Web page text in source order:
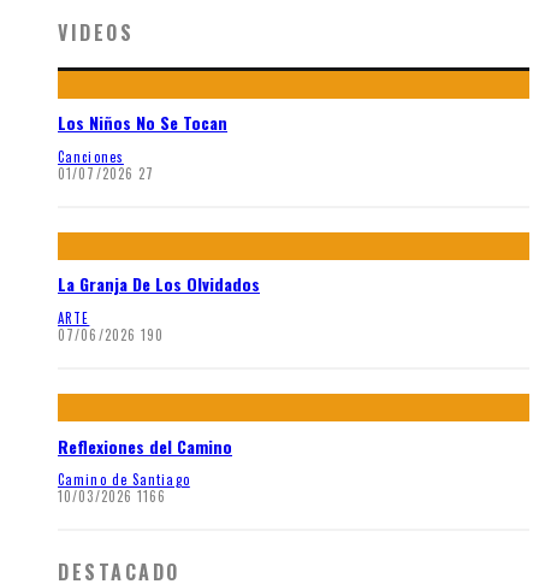
VIDEOS
Los Niños No Se Tocan
Canciones
01/07/2026 27
La Granja De Los Olvidados
ARTE
07/06/2026 190
Reflexiones del Camino
Camino de Santiago
10/03/2026 1166
DESTACADO